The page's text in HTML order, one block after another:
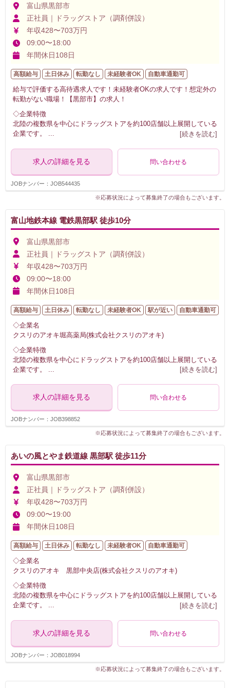
富山県黒部市
正社員｜ドラッグストア（調剤併設）
年収428〜703万円
09:00〜18:00
年間休日108日
高額給与 土日休み 転勤なし 未経験者OK 自動車通勤可
給与で評価する高待遇求人です！未経験者OKの求人です！想定外の
転勤がない職場！【黒部市】の求人！
◇企業特徴
北陸の複数県を中心にドラッグストアを約100店舗以上展開している
企業です。 ... [続きを読む]
求人の詳細を見る 問い合わせる
JOBナンバー：JOB544435
※応募状況によって募集終了の場合もございます。
富山地鉄本線 電鉄黒部駅 徒歩10分
富山県黒部市
正社員｜ドラッグストア（調剤併設）
年収428〜703万円
09:00〜18:00
年間休日108日
高額給与 土日休み 転勤なし 未経験者OK 駅が近い 自動車通勤可
◇企業名
クスリのアオキ堀高薬局(株式会社クスリのアオキ)
◇企業特徴
北陸の複数県を中心にドラッグストアを約100店舗以上展開している
企業です。
[続きを読む]
求人の詳細を見る 問い合わせる
JOBナンバー：JOB398852
※応募状況によって募集終了の場合もございます。
あいの風とやま鉄道線 黒部駅 徒歩11分
富山県黒部市
正社員｜ドラッグストア（調剤併設）
年収428〜703万円
09:00〜19:00
年間休日108日
高額給与 土日休み 転勤なし 未経験者OK 自動車通勤可
◇企業名
クスリのアオキ 黒部中央店(株式会社クスリのアオキ)
◇企業特徴
北陸の複数県を中心にドラッグストアを約100店舗以上展開している
企業です。 ... [続きを読む]
求人の詳細を見る 問い合わせる
JOBナンバー：JOB018994
※応募状況によって募集終了の場合もございます。